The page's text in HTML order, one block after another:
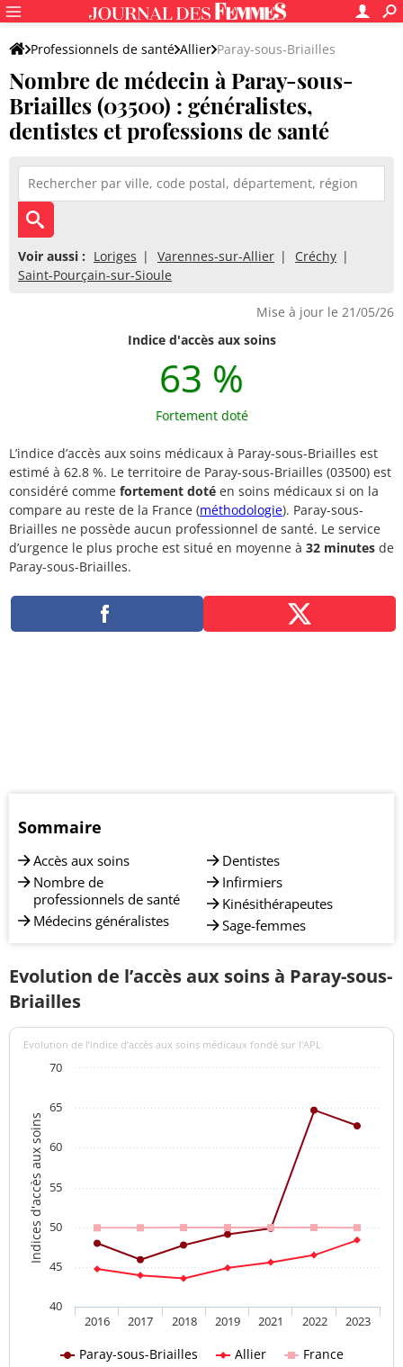
Professionnels de santé Allier Paray-sous-Briailles
Nombre de médecin à Paray-sous-
Briailles (03500) : généralistes,
dentistes et professions de santé
Voir aussi : Loriges Varennes-sur-Allier
Créchy
Saint-Pourçain-sur-Sioule
Mise à jour le 21/05/26
Indice d'accès aux soins
63 %
Fortement doté
L’indice d’accès aux soins médicaux à Paray-sous-Briailles est
estimé à 62.8 %. Le territoire de Paray-sous-Briailles (03500) est
considéré comme fortement doté en soins médicaux si on la
compare au reste de la France (méthodologie). Paray-sous-
Briailles ne possède aucun professionnel de santé. Le service
d’urgence le plus proche est situé en moyenne à 32 minutes de
Paray-sous-Briailles.
Sommaire
Accès aux soins
Nombre de
professionnels de santé
Médecins généralistes
Dentistes
Infirmiers
Kinésithérapeutes
Sage-femmes
Evolution de l’accès aux soins à Paray-sous-
Briailles
Indices d'accès aux soins
Evolution de l’indice d’accès aux soins médicaux fondé sur l'APL
Paray-sous-Briailles Allier France
2016 2017 2018 2019 2021 2022 2023
40
45
50
55
60
65
70